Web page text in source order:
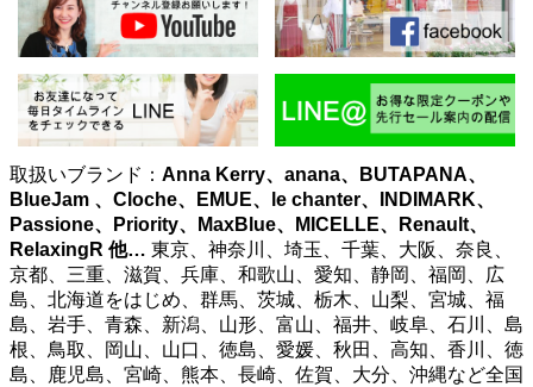
取扱いブランド： Anna Kerry、anana、BUTAPANA、
BlueJam 、Cloche、EMUE、le chanter、INDIMARK、
Passione、Priority、MaxBlue、MICELLE、Renault、
RelaxingR 他… 東京、神奈川、埼玉、千葉、大阪、奈良、
京都、三重、滋賀、兵庫、和歌山、愛知、静岡、福岡、広
島、北海道をはじめ、群馬、茨城、栃木、山梨、宮城、福
島、岩手、青森、新潟、山形、富山、福井、岐阜、石川、島
根、鳥取、岡山、山口、徳島、愛媛、秋田、高知、香川、徳
島、鹿児島、宮崎、熊本、長崎、佐賀、大分、沖縄など全国